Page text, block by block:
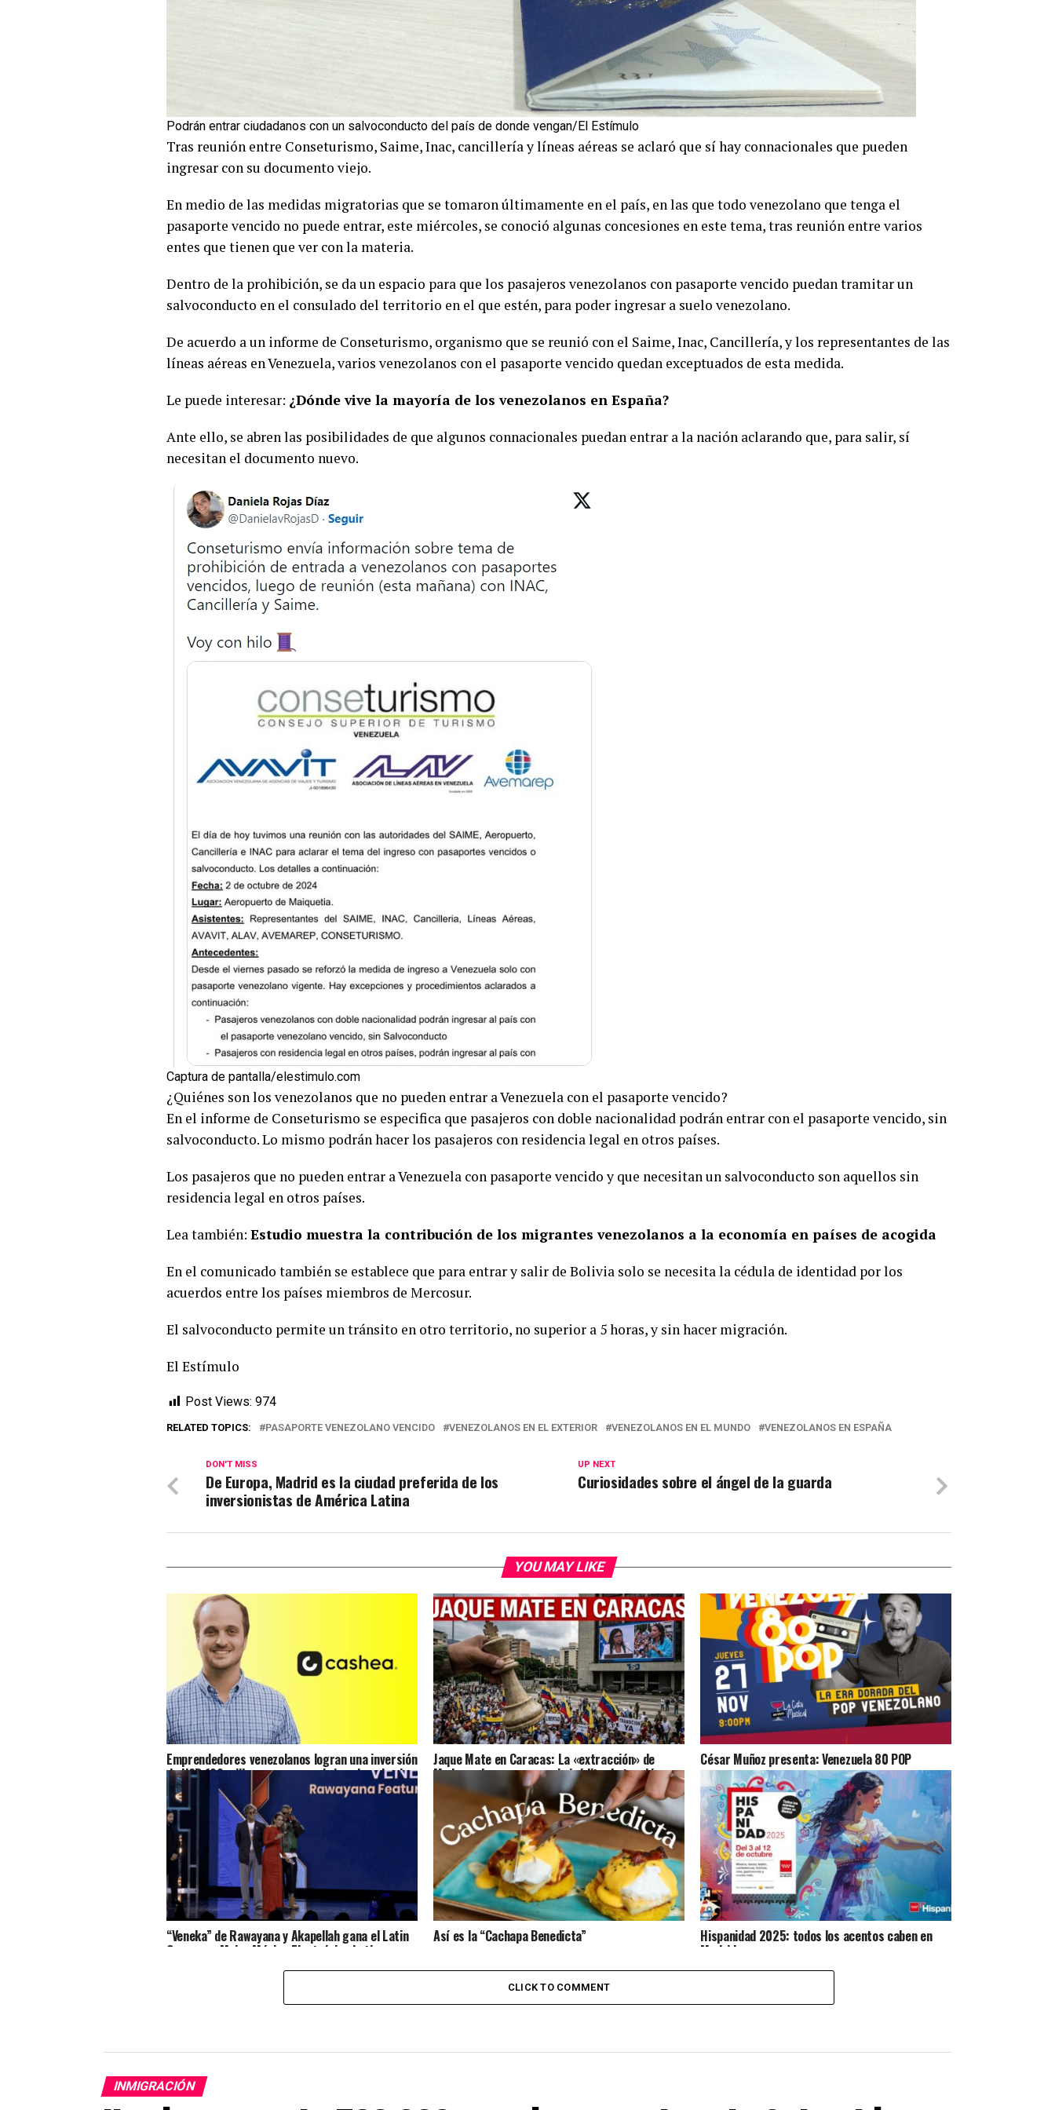
Podrán entrar ciudadanos con un salvoconducto del país de donde vengan/El Estímulo
Tras reunión entre Conseturismo, Saime, Inac, cancillería y líneas aéreas se aclaró que sí hay connacionales que pueden
ingresar con su documento viejo.
En medio de las medidas migratorias que se tomaron últimamente en el país, en las que todo venezolano que tenga el
pasaporte vencido no puede entrar, este miércoles, se conoció algunas concesiones en este tema, tras reunión entre varios
entes que tienen que ver con la materia.
Dentro de la prohibición, se da un espacio para que los pasajeros venezolanos con pasaporte vencido puedan tramitar un
salvoconducto en el consulado del territorio en el que estén, para poder ingresar a suelo venezolano.
De acuerdo a un informe de Conseturismo, organismo que se reunió con el Saime, Inac, Cancillería, y los representantes de las
líneas aéreas en Venezuela, varios venezolanos con el pasaporte vencido quedan exceptuados de esta medida.
Le puede interesar: ¿Dónde vive la mayoría de los venezolanos en España?
Ante ello, se abren las posibilidades de que algunos connacionales puedan entrar a la nación aclarando que, para salir, sí
necesitan el documento nuevo.
Captura de pantalla/elestimulo.com
¿Quiénes son los venezolanos que no pueden entrar a Venezuela con el pasaporte vencido?
En el informe de Conseturismo se especifica que pasajeros con doble nacionalidad podrán entrar con el pasaporte vencido, sin
salvoconducto. Lo mismo podrán hacer los pasajeros con residencia legal en otros países.
Los pasajeros que no pueden entrar a Venezuela con pasaporte vencido y que necesitan un salvoconducto son aquellos sin
residencia legal en otros países.
Lea también: Estudio muestra la contribución de los migrantes venezolanos a la economía en países de acogida
En el comunicado también se establece que para entrar y salir de Bolivia solo se necesita la cédula de identidad por los
acuerdos entre los países miembros de Mercosur.
El salvoconducto permite un tránsito en otro territorio, no superior a 5 horas, y sin hacer migración.
El Estímulo
Post Views: 974
RELATED TOPICS: PASAPORTE VENEZOLANO VENCIDO VENEZOLANOS EN EL EXTERIOR VENEZOLANOS EN EL MUNDO VENEZOLANOS EN ESPAÑA
UP NEXT
Curiosidades sobre el ángel de la guarda
DON'T MISS
De Europa, Madrid es la ciudad preferida de los
inversionistas de América Latina
YOU MAY LIKE
Emprendedores venezolanos logran una inversión
de USD 100 millones para seguir impulsando el
acceso al crédito en Venezuela
Jaque Mate en Caracas: La «extracción» de
Maduro abre un escenario inédito de tensión y
esperanza para Venezuela
César Muñoz presenta: Venezuela 80 POP
“Veneka” de Rawayana y Akapellah gana el Latin
Grammy a Mejor Música Electrónica Latina
Así es la “Cachapa Benedicta” Hispanidad 2025: todos los acentos caben en
Madrid
CLICK TO COMMENT
INMIGRACIÓN